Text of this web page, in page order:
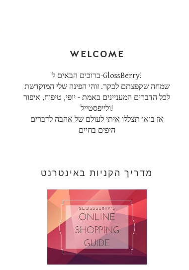
WELCOME
ברוכים הבאים ל-GlossBerry!
שמחה שקפצתם לבקר. זוהי הפינה שלי המוקדשת
לכל הדברים המעניינים באמת - יופי, טיפוח, איפור
ולייפסטייל!
אז בואו תצללו איתי לעולם של אהבה לדברים
היפים בחיים
מדריך הקניות באינטרנט